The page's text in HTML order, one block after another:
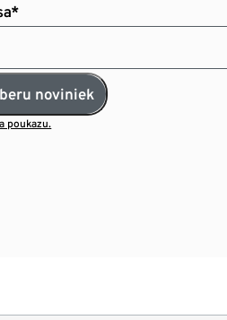
noviniek
poukazu.